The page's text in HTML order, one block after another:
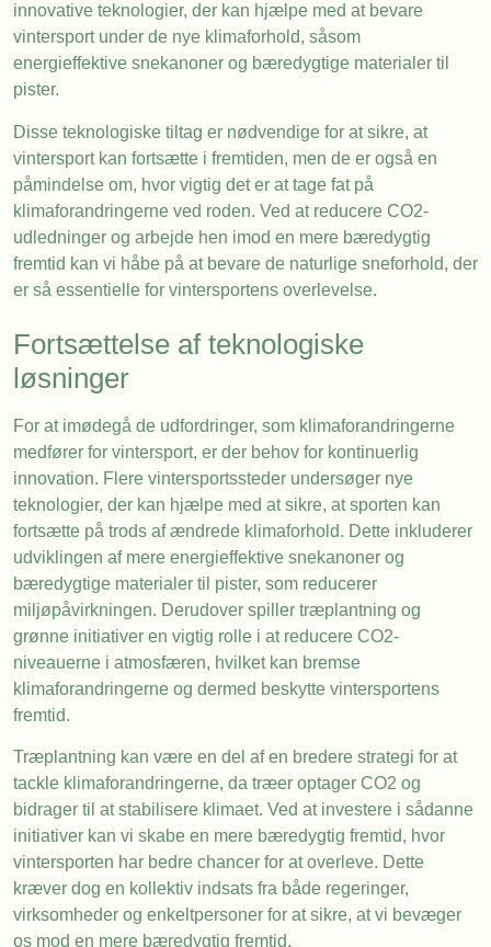
innovative teknologier, der kan hjælpe med at bevare
vintersport under de nye klimaforhold, såsom
energieffektive snekanoner og bæredygtige materialer til
pister.
Disse teknologiske tiltag er nødvendige for at sikre, at
vintersport kan fortsætte i fremtiden, men de er også en
påmindelse om, hvor vigtig det er at tage fat på
klimaforandringerne ved roden. Ved at reducere CO2-
udledninger og arbejde hen imod en mere bæredygtig
fremtid kan vi håbe på at bevare de naturlige sneforhold, der
er så essentielle for vintersportens overlevelse.
Fortsættelse af teknologiske
løsninger
For at imødegå de udfordringer, som klimaforandringerne
medfører for vintersport, er der behov for kontinuerlig
innovation. Flere vintersportssteder undersøger nye
teknologier, der kan hjælpe med at sikre, at sporten kan
fortsætte på trods af ændrede klimaforhold. Dette inkluderer
udviklingen af mere energieffektive snekanoner og
bæredygtige materialer til pister, som reducerer
miljøpåvirkningen. Derudover spiller træplantning og
grønne initiativer en vigtig rolle i at reducere CO2-
niveauerne i atmosfæren, hvilket kan bremse
klimaforandringerne og dermed beskytte vintersportens
fremtid.
Træplantning kan være en del af en bredere strategi for at
tackle klimaforandringerne, da træer optager CO2 og
bidrager til at stabilisere klimaet. Ved at investere i sådanne
initiativer kan vi skabe en mere bæredygtig fremtid, hvor
vintersporten har bedre chancer for at overleve. Dette
kræver dog en kollektiv indsats fra både regeringer,
virksomheder og enkeltpersoner for at sikre, at vi bevæger
os mod en mere bæredygtig fremtid.